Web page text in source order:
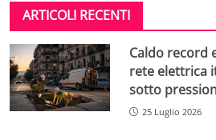
ARTICOLI RECENTI
Caldo record
rete elettrica
sotto
25 Luglio 2026